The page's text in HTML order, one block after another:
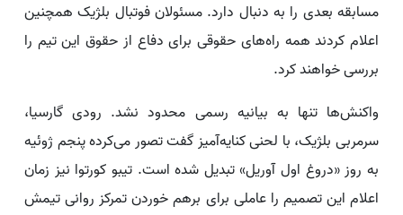
مسابقه بعدی را به دنبال دارد. مسئولان فوتبال بلژیک همچنین
اعلام کردند همه راه‌های حقوقی برای دفاع از حقوق این تیم را
بررسی خواهند کرد.
واکنش‌ها تنها به بیانیه رسمی محدود نشد. رودی گارسیا،
سرمربی بلژیک، با لحنی کنایه‌آمیز گفت تصور می‌کرده پنجم ژوئیه
به روز «دروغ اول آوریل» تبدیل شده است. تیبو کورتوا نیز زمان
اعلام این تصمیم را عاملی برای برهم خوردن تمرکز روانی تیمش